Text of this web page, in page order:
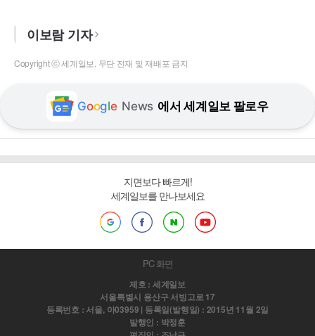
이보람 기자
Copyright ⓒ 세계일보. 무단 전재 및 재배포 금지
Google News 에서 세계일보 팔로우
지면보다 빠르게!
세계일보를 만나보세요
PC 화면
제호 : 세계일보
서울특별시 용산구 서빙고로 17
등록번호 : 서울, 아03959 | 등록일(발행일) : 2015년 11월 2일
발행인 : 박정훈